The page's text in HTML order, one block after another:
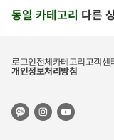
동일 카테고리 다른
로그인전체카테고리고객센
개인정보처리방침